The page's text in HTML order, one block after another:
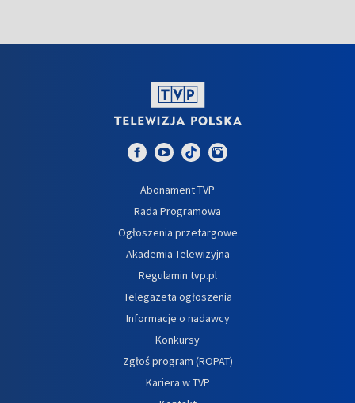
Abonament TVP
Rada Programowa
Ogłoszenia przetargowe
Akademia Telewizyjna
Regulamin tvp.pl
Telegazeta ogłoszenia
Informacje o nadawcy
Konkursy
Zgłoś program (ROPAT)
Kariera w TVP